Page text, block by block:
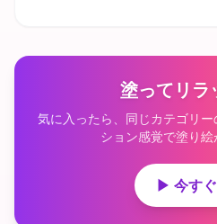
塗ってリラ
気に入ったら、同じカテゴリ
ション感覚で塗り絵
▶ 今す